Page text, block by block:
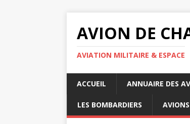
AVION DE
AVIATION MILITAIRE & ESPACE
ACCUEIL ANNUAIRE DES
LES BOMBARDIERS